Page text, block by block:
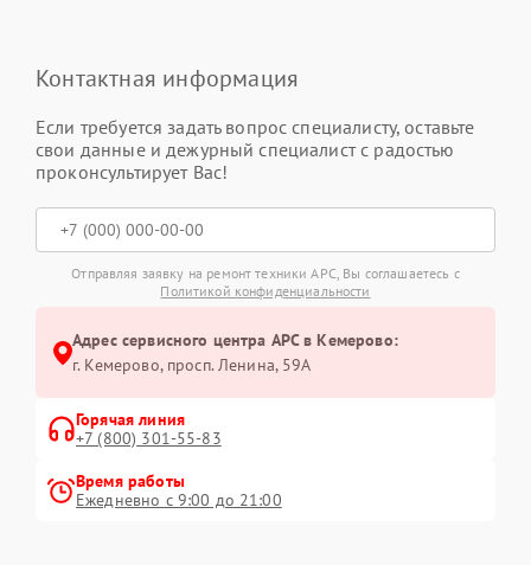
Контактная информация
Если требуется задать вопрос специалисту, оставьте
свои данные и дежурный специалист с радостью
проконсультирует Вас!
Отправляя заявку на ремонт техники APC, Вы соглашаетесь с
Политикой конфиденциальности
Адрес сервисного центра APC в Кемерово:
г. Кемерово, просп. Ленина, 59А
Горячая линия
+7 (800) 301-55-83
Время работы
Ежедневно с 9:00 до 21:00